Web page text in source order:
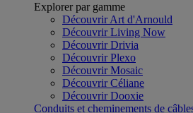
Explorer par gamme
Découvrir Art d'Arnould
Découvrir Living Now
Découvrir Drivia
Découvrir Plexo
Découvrir Mosaic
Découvrir Céliane
Découvrir Dooxie
Conduits et cheminements de